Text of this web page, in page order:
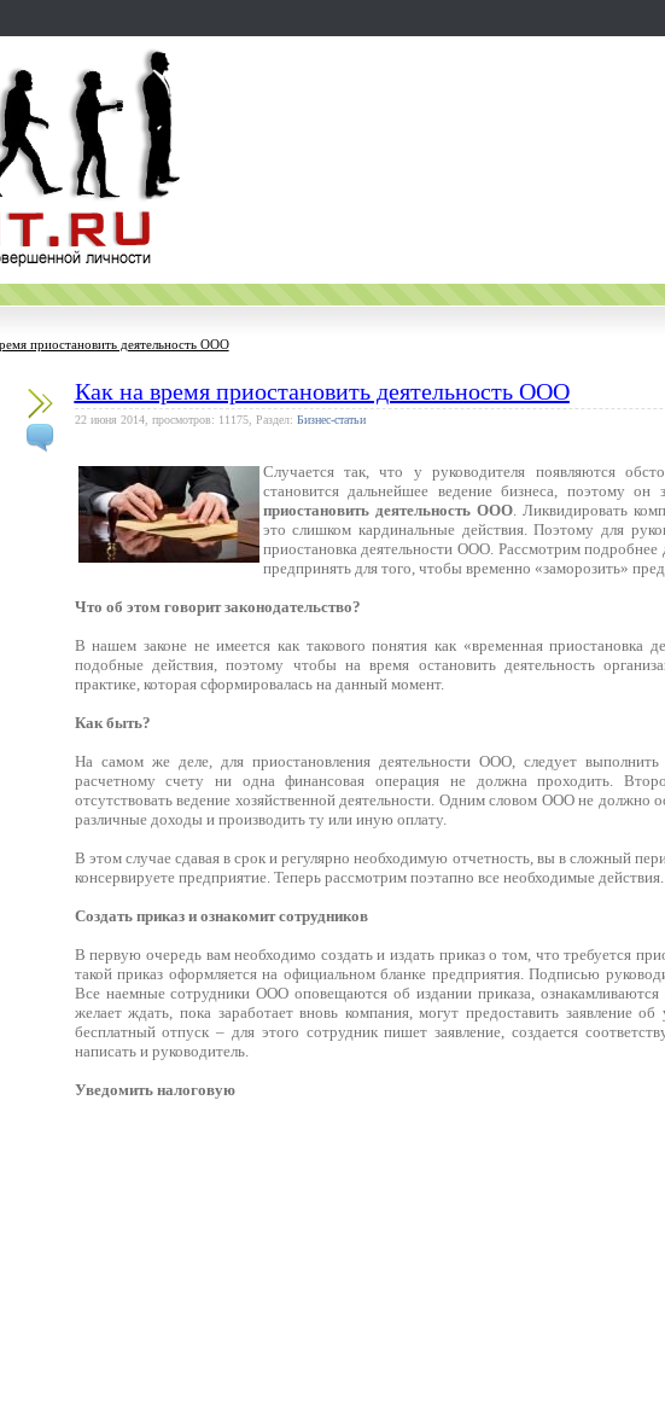
приостановить деятельность ООО
Как на время приостановить деятельность ООО
22 июня 2014, просмотров: 11175, Раздел: Бизнес-статьи
Случается так, что у руководителя появляются
становится дальнейшее ведение бизнеса, поэтому
приостановить деятельность ООО. Ликвидировать
это слишком кардинальные действия. Поэтому для
приостановка деятельности ООО. Рассмотрим
предпринять для того, чтобы временно «заморозить»
Что об этом говорит законодательство?
В нашем законе не имеется как такового понятия как «временная приостановка
подобные действия, поэтому чтобы на время остановить деятельность
практике, которая сформировалась на данный момент.
Как быть?
На самом же деле, для приостановления деятельности ООО, следует
расчетному счету ни одна финансовая операция не должна проходить.
отсутствовать ведение хозяйственной деятельности. Одним словом ООО не должно
различные доходы и производить ту или иную оплату.
В этом случае сдавая в срок и регулярно необходимую отчетность, вы в сложный
консервируете предприятие. Теперь рассмотрим поэтапно все необходимые действия.
Создать приказ и ознакомит сотрудников
В первую очередь вам необходимо создать и издать приказ о том, что требуется
такой приказ оформляется на официальном бланке предприятия. Подписью
Все наемные сотрудники ООО оповещаются об издании приказа,
желает ждать, пока заработает вновь компания, могут предоставить заявление
бесплатный отпуск – для этого сотрудник пишет заявление, создается
написать и руководитель.
Уведомить налоговую